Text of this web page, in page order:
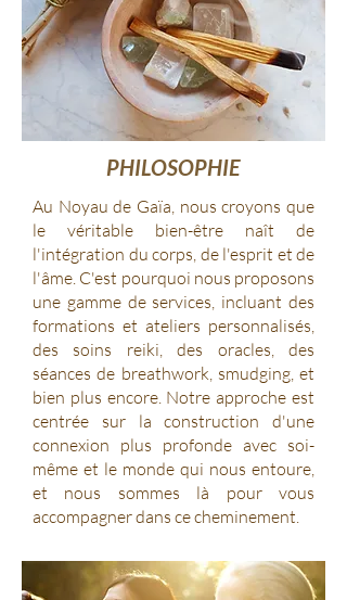
PHILOSOPHIE
Au Noyau de Gaïa, nous croyons que
le véritable bien-être naît de
l'intégration du corps, de l'esprit et de
l'âme. C'est pourquoi nous proposons
une gamme de services, incluant des
formations et ateliers personnalisés,
des soins reiki, des oracles, des
séances de breathwork, smudging, et
bien plus encore. Notre approche est
centrée sur la construction d'une
connexion plus profonde avec soi-
même et le monde qui nous entoure,
et nous sommes là pour vous
accompagner dans ce cheminement.